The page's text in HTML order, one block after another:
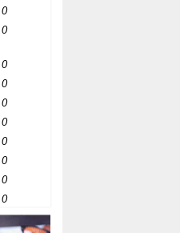
0
0
0
0
0
0
0
0
0
0